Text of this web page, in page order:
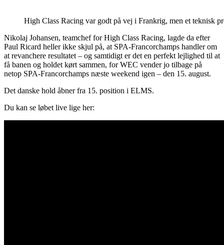
High Class Racing var godt på vej i Frankrig, men et teknisk
Nikolaj Johansen, teamchef for High Class Racing, lagde da efter
Paul Ricard heller ikke skjul på, at SPA-Francorchamps handler om
at revanchere resultatet – og samtidigt er det en perfekt lejlighed til at
få banen og holdet kørt sammen, for WEC vender jo tilbage på
netop SPA-Francorchamps næste weekend igen – den 15. august.
Det danske hold åbner fra 15. position i ELMS.
Du kan se løbet live lige her: